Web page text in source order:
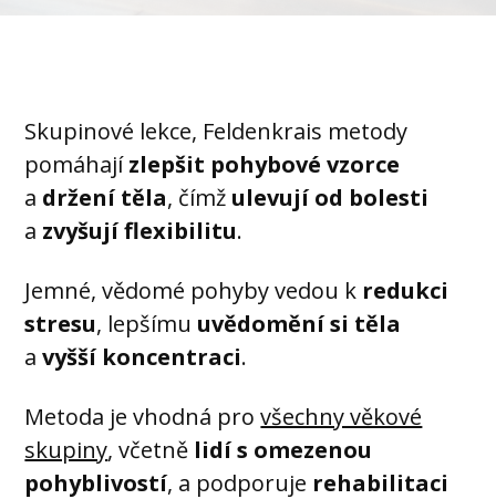
Skupinové lekce, Feldenkrais metody
pomáhajízlepšit pohybové vzorce
a držení těla, čímž ulevují od bolesti
a zvyšují flexibilitu.
Jemné, vědomé pohyby vedou k redukci
stresu, lepšímu uvědomění si těla
avyšší koncentraci.
Metoda je vhodná provšechny věkové
skupiny, včetně lidí s omezenou
pohyblivostí, a podporuje rehabilitaci